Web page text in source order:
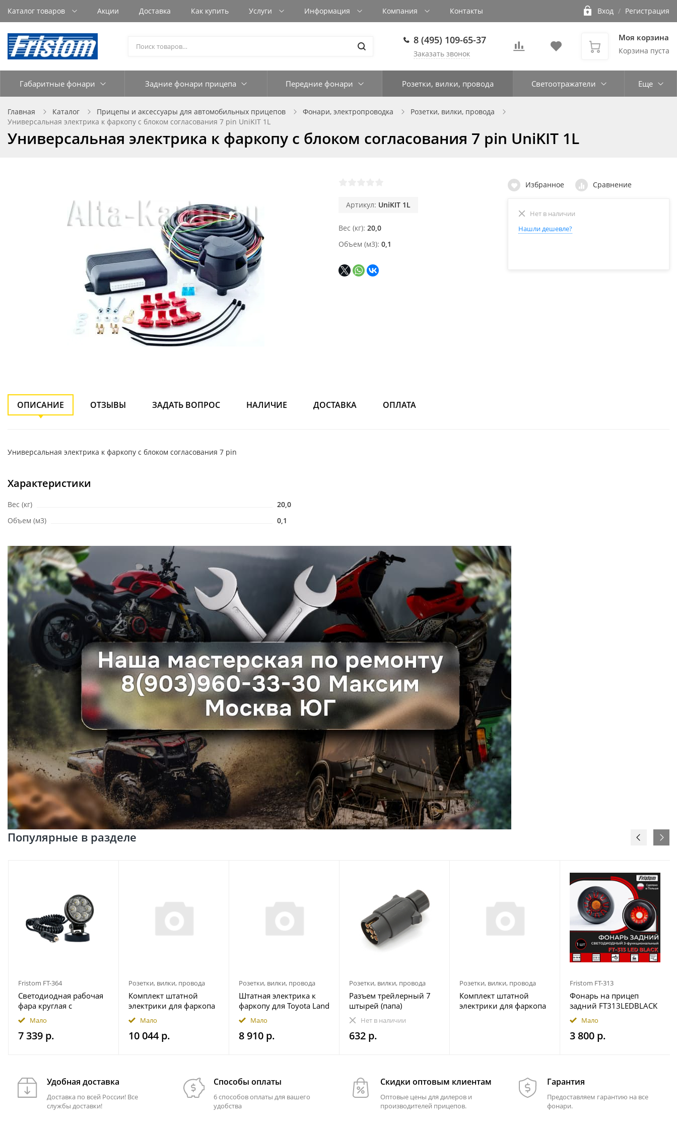
Каталог товаров Акции Доставка Как купить Услуги Информация Компания Контакты Вход / Регистрация
8 (495) 109-65-37
Заказать звонок
Моя корзина
Корзина пуста
Габаритные фонари Задние фонари прицепа Передние фонари Розетки, вилки, провода Светоотражатели Еще
Главная Каталог Прицепы и аксессуары для автомобильных прицепов Фонари, электропроводка
Розетки, вилки, провода
Универсальная электрика к фаркопу с блоком согласования 7 pin UniKIT 1L
Универсальная электрика к фаркопу с блоком согласования 7 pin UniKIT 1L
Артикул: UniKIT 1L
Вес (кг) 20,0
Объем (м3) 0,1
Избранное Сравнение
Нет в наличии
Нашли дешевле?
ОПИСАНИЕ ОТЗЫВЫ ЗАДАТЬ ВОПРОС НАЛИЧИЕ ДОСТАВКА ОПЛАТА
Универсальная электрика к фаркопу с блоком согласования 7 pin
Характеристики
Вес (кг)
20,0
Объем (м3)
0,1
Популярные в разделе
Fristom FT-364
Светодиодная рабочая
фара круглая с
широким световым
потоком мощность
2500 лм на магнитном
Мало
7 339 р.
Розетки, вилки, провода
Комплект штатной
электрики для фаркопа
7-pin JAC T9 2024- с
блоком 7.1 в
герметичном чехле
Мало
10 044 р.
Розетки, вилки, провода
Штатная электрика к
фаркопу для Toyota Land
Cruiser Prado 250 2023-
7-pin
Мало
8 910 р.
Розетки, вилки, провода
Разъем трейлерный 7
штырей (папа)
Нет в наличии
632 р.
Розетки, вилки, провода
Комплект штатной
электрики для фаркопа
Fristom FT-313
Фонарь на прицеп
задний FT313LEDBLACK
12-36В Fristom
Мало
3 800 р.
Удобная доставка
Доставка по всей России! Все
службы доставки!
Способы оплаты
6 способов оплаты для вашего
удобства
Скидки оптовым клиентам
Оптовые цены для дилеров и
производителей прицепов.
Гарантия
Предоставляем гарантию на все
фонари.